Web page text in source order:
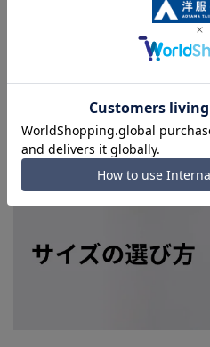
■店舗や各モールサイトと商品
急ぎ発送のご注文につきまして
てはお急ぎ発送サービスを選択